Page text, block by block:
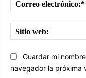
Guardar mi
navegador la próxima